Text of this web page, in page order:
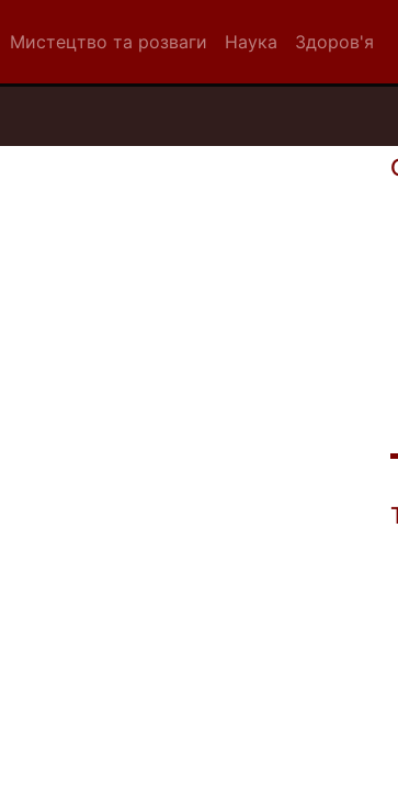
Мистецтво та розваги Наука Здоров'я